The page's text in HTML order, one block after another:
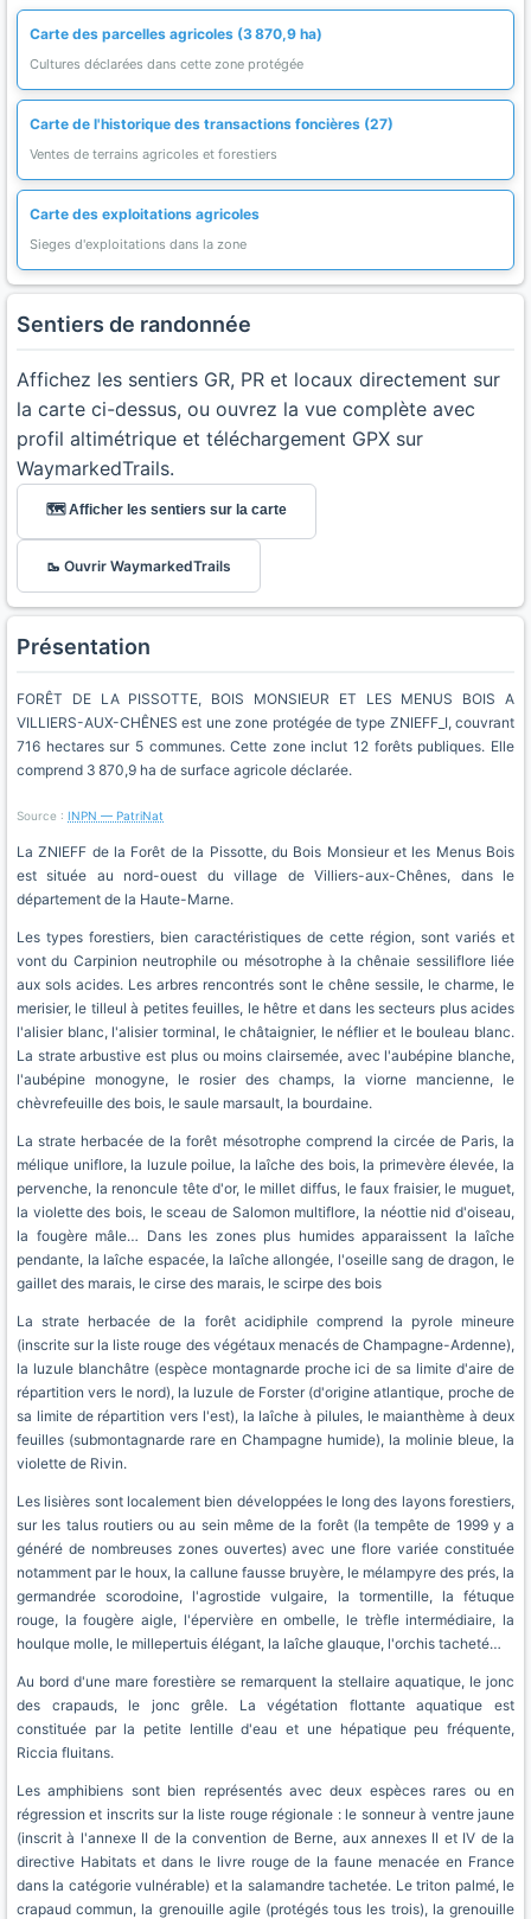
Carte des parcelles agricoles (3 870,9 ha)
Cultures déclarées dans cette zone protégée
Carte de l'historique des transactions foncières (27)
Ventes de terrains agricoles et forestiers
Carte des exploitations agricoles
Sieges d'exploitations dans la zone
Sentiers de randonnée
Affichez les sentiers GR, PR et locaux directement sur
la carte ci-dessus, ou ouvrez la vue complète avec
profil altimétrique et téléchargement GPX sur
WaymarkedTrails.
🗺️ Afficher les sentiers sur la carte
🥾 Ouvrir WaymarkedTrails
Présentation
FORÊT DE LA PISSOTTE, BOIS MONSIEUR ET LES MENUS BOIS A
VILLIERS-AUX-CHÊNES est une zone protégée de type ZNIEFF_I, couvrant
716 hectares sur 5 communes. Cette zone inclut 12 forêts publiques. Elle
comprend 3 870,9 ha de surface agricole déclarée.
Source : INPN — PatriNat
La ZNIEFF de la Forêt de la Pissotte, du Bois Monsieur et les Menus Bois
est située au nord-ouest du village de Villiers-aux-Chênes, dans le
département de la Haute-Marne.
Les types forestiers, bien caractéristiques de cette région, sont variés et
vont du Carpinion neutrophile ou mésotrophe à la chênaie sessiliflore liée
aux sols acides. Les arbres rencontrés sont le chêne sessile, le charme, le
merisier, le tilleul à petites feuilles, le hêtre et dans les secteurs plus acides
l'alisier blanc, l'alisier torminal, le châtaignier, le néflier et le bouleau blanc.
La strate arbustive est plus ou moins clairsemée, avec l'aubépine blanche,
l'aubépine monogyne, le rosier des champs, la viorne mancienne, le
chèvrefeuille des bois, le saule marsault, la bourdaine.
La strate herbacée de la forêt mésotrophe comprend la circée de Paris, la
mélique uniflore, la luzule poilue, la laîche des bois, la primevère élevée, la
pervenche, la renoncule tête d'or, le millet diffus, le faux fraisier, le muguet,
la violette des bois, le sceau de Salomon multiflore, la néottie nid d'oiseau,
la fougère mâle… Dans les zones plus humides apparaissent la laîche
pendante, la laîche espacée, la laîche allongée, l'oseille sang de dragon, le
gaillet des marais, le cirse des marais, le scirpe des bois
La strate herbacée de la forêt acidiphile comprend la pyrole mineure
(inscrite sur la liste rouge des végétaux menacés de Champagne-Ardenne),
la luzule blanchâtre (espèce montagnarde proche ici de sa limite d'aire de
répartition vers le nord), la luzule de Forster (d'origine atlantique, proche de
sa limite de répartition vers l'est), la laîche à pilules, le maianthème à deux
feuilles (submontagnarde rare en Champagne humide), la molinie bleue, la
violette de Rivin.
Les lisières sont localement bien développées le long des layons forestiers,
sur les talus routiers ou au sein même de la forêt (la tempête de 1999 y a
généré de nombreuses zones ouvertes) avec une flore variée constituée
notamment par le houx, la callune fausse bruyère, le mélampyre des prés, la
germandrée scorodoine, l'agrostide vulgaire, la tormentille, la fétuque
rouge, la fougère aigle, l'épervière en ombelle, le trèfle intermédiaire, la
houlque molle, le millepertuis élégant, la laîche glauque, l'orchis tacheté…
Au bord d'une mare forestière se remarquent la stellaire aquatique, le jonc
des crapauds, le jonc grêle. La végétation flottante aquatique est
constituée par la petite lentille d'eau et une hépatique peu fréquente,
Riccia fluitans.
Les amphibiens sont bien représentés avec deux espèces rares ou en
régression et inscrits sur la liste rouge régionale : le sonneur à ventre jaune
(inscrit à l'annexe II de la convention de Berne, aux annexes II et IV de la
directive Habitats et dans le livre rouge de la faune menacée en France
dans la catégorie vulnérable) et la salamandre tachetée. Le triton palmé, le
crapaud commun, la grenouille agile (protégés tous les trois), la grenouille